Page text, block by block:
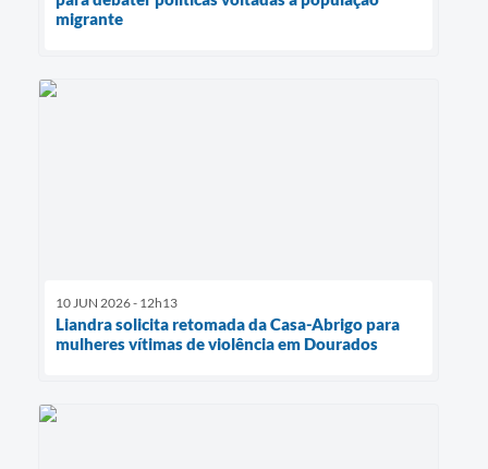
migrante
10 JUN 2026 - 12h13
Liandra solicita retomada da Casa-Abrigo para
mulheres vítimas de violência em Dourados